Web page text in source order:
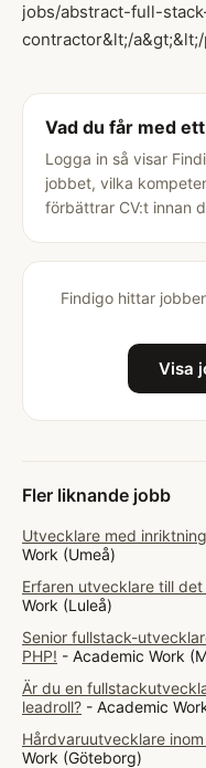
jobs/abstract-full-
contractor&lt;/
Vad du får med
Logga in så visar
jobbet, vilka
förbättrar CV:t innan
Findigo hittar
Visa
Fler liknande jobb
Utvecklare med
Work (Umeå)
Erfaren utvecklare till
Work (Luleå)
Senior fullstack-
PHP! - Academic Work
Är du en
leadroll? - Academic
Hårdvaruutvecklare
Work (Göteborg)